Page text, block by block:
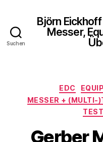
Suchen
Björn
Messer,
EDC
MESSER + (MULTI-
Gerber